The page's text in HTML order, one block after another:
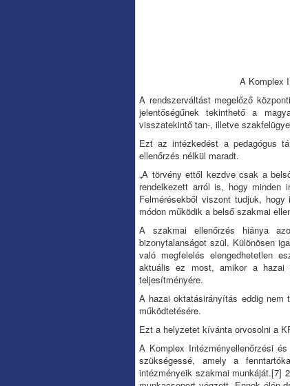
A Komplex
A rendszerváltást megelőző
jelentőségűnek tekinthető a
visszatekintő tan-, illetve
Ezt az intézkedést a pedagógus
ellenőrzés nélkül maradt.
„A törvény ettől kezdve csak a
rendelkezett arról is, hogy minden
Felmérésekből viszont tudjuk,
módon működik a belső szakmai
A szakmai ellenőrzés hiánya
bizonytalanságot szül. Különösen
való megfelelés elengedhetetlen
aktuális ez most, amikor a hazai
teljesítményére.
A hazai oktatásirányítás eddig nem
működtetésére.
Ezt a helyzetet kívánta orvosolni a
A Komplex Intézményellenőrzési
szükségessé, amely a
intézményeik szakmai munkáját.[7]